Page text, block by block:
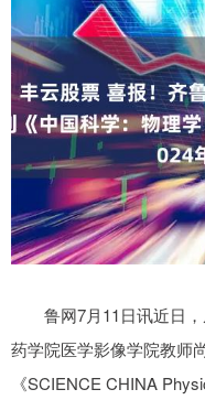
鲁网7月11日讯近日，
药学院医学影像学院教师
《SCIENCE CHINA